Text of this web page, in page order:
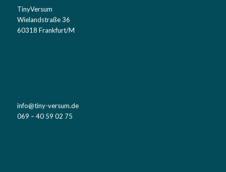
TinyVersum
Wielandstraße 36
60318 Frankfurt/M
info@tiny-versum.de
069 – 40 59 02 75